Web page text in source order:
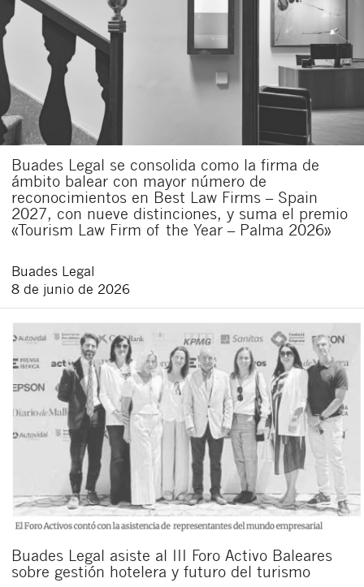
Buades Legal se consolida como la firma de
ámbito balear con mayor número de
reconocimientos en Best Law Firms – Spain
2027, con nueve distinciones, y suma el premio
«Tourism Law Firm of the Year – Palma 2026»
Buades Legal
8 de junio de 2026
Buades Legal asiste al III Foro Activo Baleares
sobre gestión hotelera y futuro del turismo